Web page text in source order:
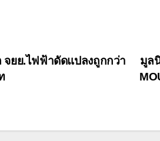
มูล
จยย.ไฟฟ้าดัดแปลงถูกกว่า